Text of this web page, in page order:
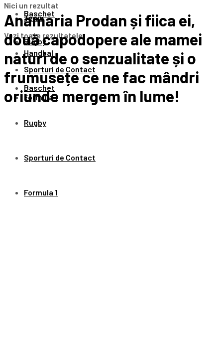
Baschet
Rugby
Sporturi de Contact
Formula 1
Tenis
Handbal
Baschet
Rugby
Sporturi de Contact
Formula 1
Nici un rezultat
Vezi toate rezultatele
Anamaria Prodan și fiica ei,
două capodopere ale mamei
naturi de o senzualitate și o
frumusețe ce ne fac mândri
oriunde mergem în lume!